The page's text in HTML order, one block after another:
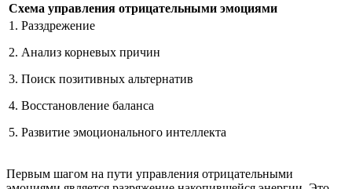
Схема управления отрицательными эмоциями
1. Разздрежение
2. Анализ корневых причин
3. Поиск позитивных альтернатив
4. Восстановление баланса
5. Развитие эмоционального интеллекта
Первым шагом на пути управления отрицательными